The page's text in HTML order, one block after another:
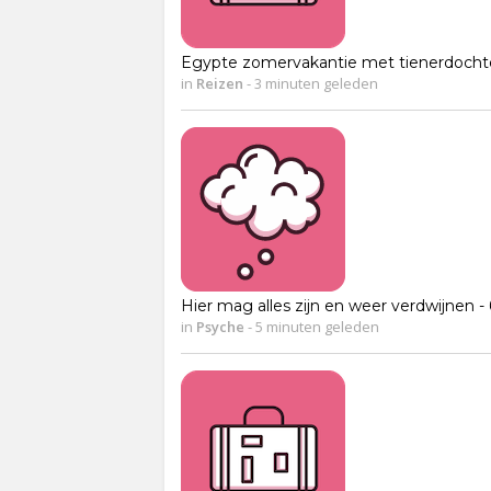
Egypte zomervakantie met
in Reizen -3 minuten geleden
Hier mag alles zijn en weer verdwijnen -
in Psyche -5 minuten geleden